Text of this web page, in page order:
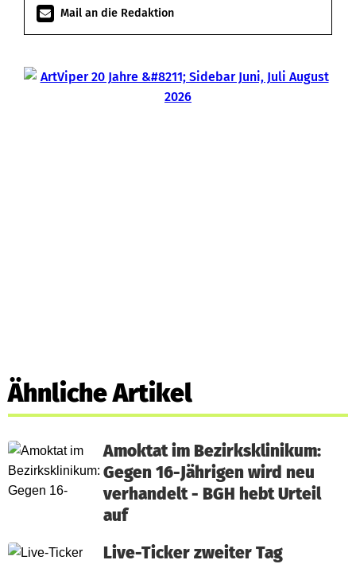
Mail an die Redaktion
Ähnliche Artikel
Amoktat im Bezirksklinikum:
Gegen 16-Jährigen wird neu
verhandelt - BGH hebt Urteil
auf
Live-Ticker zweiter Tag